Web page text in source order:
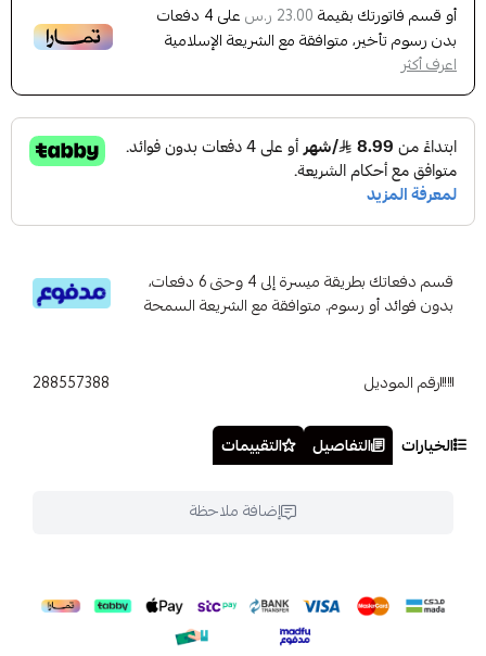
أو قسم فاتورتك بقيمة 23.00 ر.س على4 دفعات
بدون رسوم تأخير، متوافقة مع الشريعة الإسلامية
اعرف أكثر
قسم دفعاتك بطريقة ميسرة إلى 4 وحتى 6 دفعات،
بدون فوائد أو رسوم. متوافقة مع الشريعة السمحة
رقم الموديل 288557388
الخيارات التفاصيل التقييمات
إضافة ملاحظة